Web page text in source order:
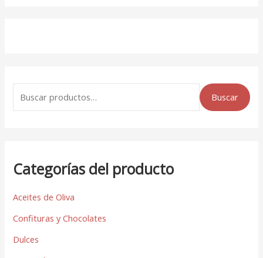
Buscar
Categorías del producto
Aceites de Oliva
Confituras y Chocolates
Dulces